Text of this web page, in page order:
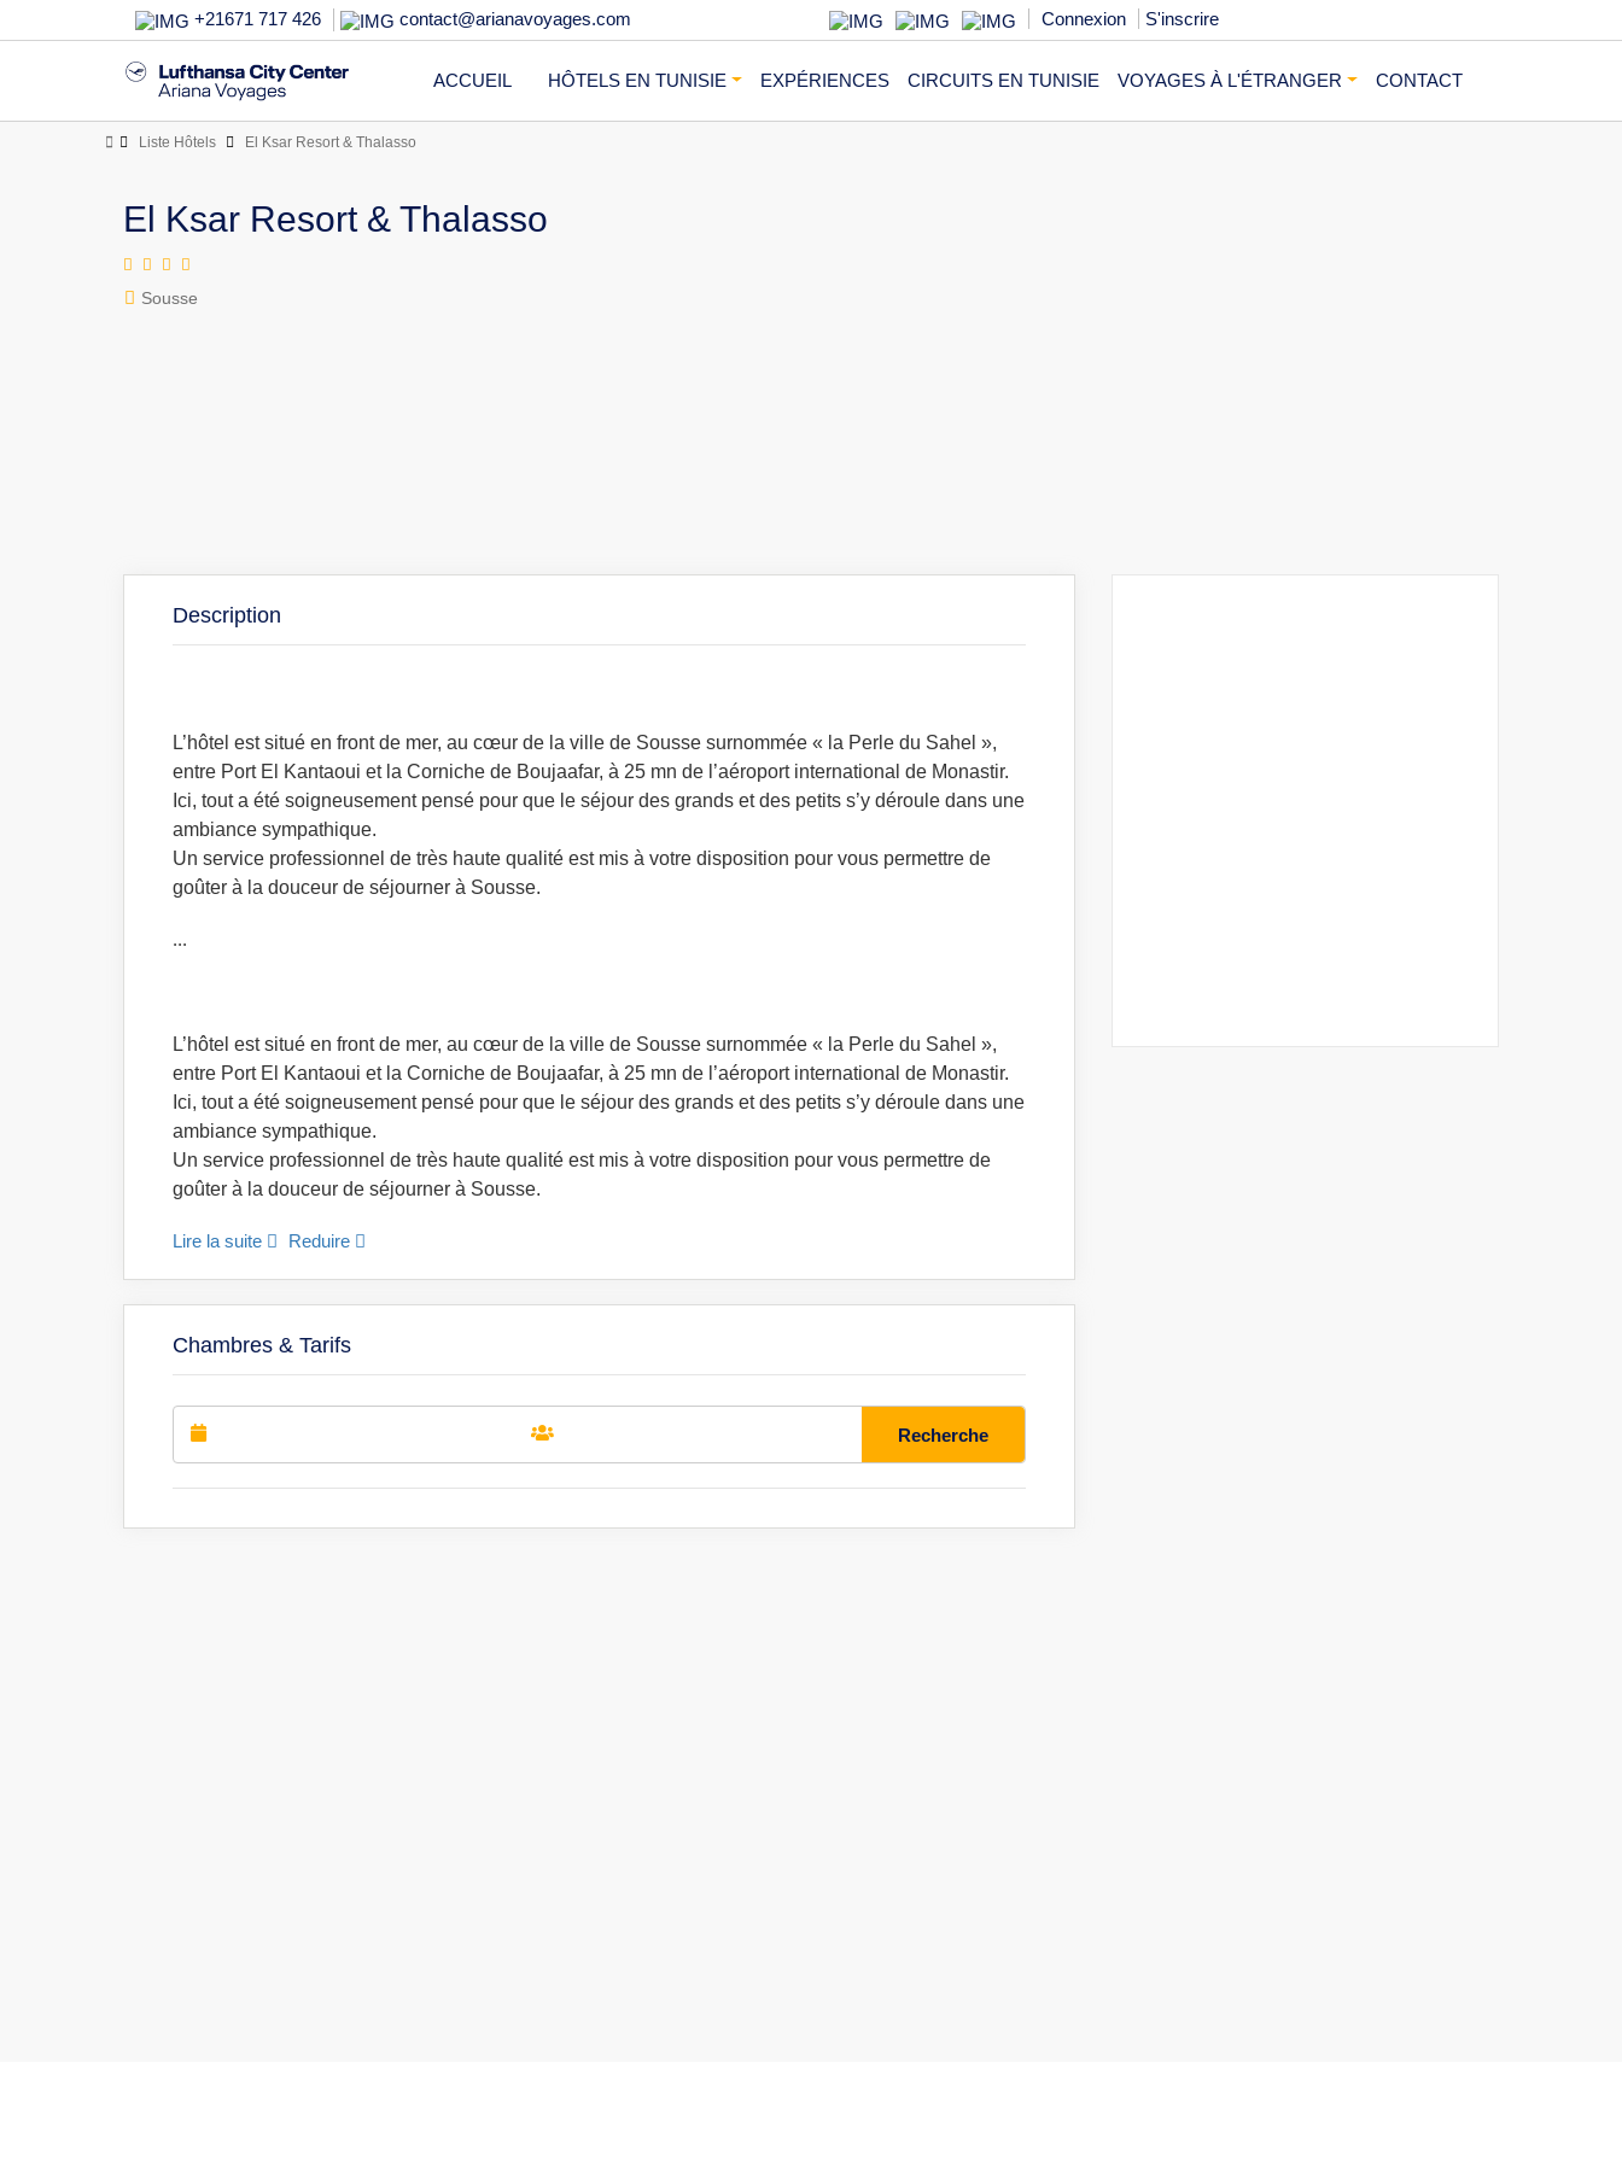
+21671 717 426 contact@arianavoyages.com Connexion S'inscrire
ACCUEIL HÔTELS EN TUNISIE EXPÉRIENCES CIRCUITS EN TUNISIE VOYAGES À L'ÉTRANGER CONTACT
Liste Hôtels El Ksar Resort & Thalasso
El Ksar Resort & Thalasso
Sousse
Description
L’hôtel est situé en front de mer, au cœur de la ville de Sousse surnommée « la Perle du Sahel »,
entre Port El Kantaoui et la Corniche de Boujaafar, à 25 mn de l’aéroport international de Monastir.
Ici, tout a été soigneusement pensé pour que le séjour des grands et des petits s’y déroule dans une
ambiance sympathique.
Un service professionnel de très haute qualité est mis à votre disposition pour vous permettre de
goûter à la douceur de séjourner à Sousse.
...
L’hôtel est situé en front de mer, au cœur de la ville de Sousse surnommée « la Perle du Sahel »,
entre Port El Kantaoui et la Corniche de Boujaafar, à 25 mn de l’aéroport international de Monastir.
Ici, tout a été soigneusement pensé pour que le séjour des grands et des petits s’y déroule dans une
ambiance sympathique.
Un service professionnel de très haute qualité est mis à votre disposition pour vous permettre de
goûter à la douceur de séjourner à Sousse.
Lire la suite Reduire
Chambres & Tarifs
Recherche